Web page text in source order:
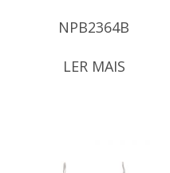
NPB2364B
LER MAIS